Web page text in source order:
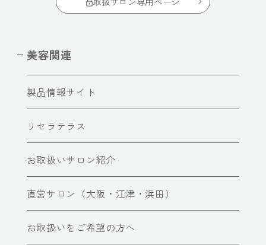
美容関連
製品情報サイト
リセラテラス
お取扱いサロン紹介
直営サロン（大阪・江津・浜田）
お取扱いをご希望の方へ